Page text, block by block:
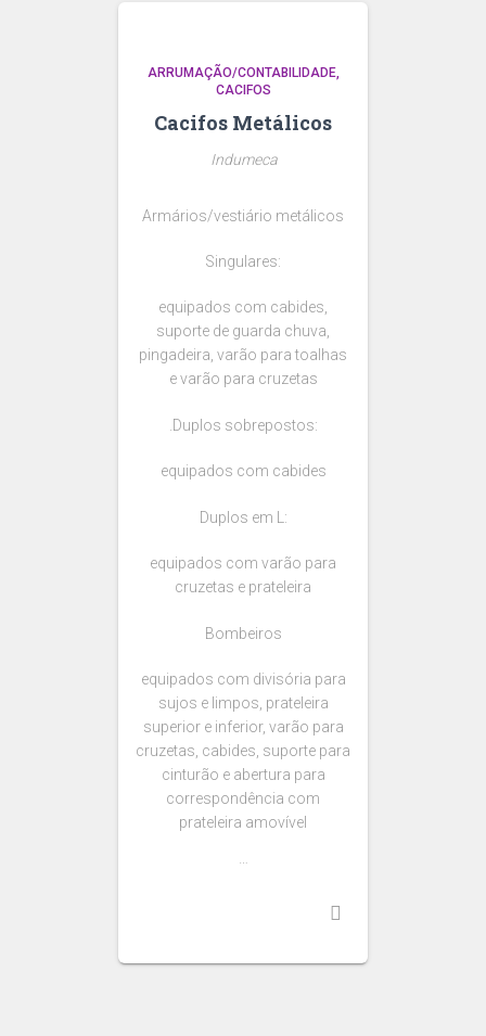
ARRUMAÇÃO/CONTABILIDADE
CACIFOS
Cacifos Metálicos
Indumeca
Armários/vestiário metálicos
Singulares:
equipados com cabides,
suporte de guarda chuva,
pingadeira, varão para toalhas
e varão para cruzetas
.Duplos sobrepostos:
equipados com cabides
Duplos em L:
equipados com varão para
cruzetas e prateleira
Bombeiros
equipados com divisória para
sujos e limpos, prateleira
superior e inferior, varão para
cruzetas, cabides, suporte para
cinturão e abertura para
correspondência com
prateleira amovível